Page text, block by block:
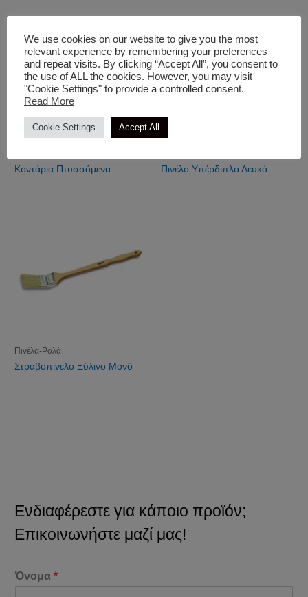
Κοντάρια Πτυσσόμενα Πινέλο Υπέρδιπλο Λευκό
Πινέλα-Ρολά
Στραβοπίνελο Ξύλινο Μονό
Ενδιαφέρεστε για κάποιο προϊόν;
Επικοινωνήστε μαζί μας!
Όνομα*
We use cookies on our website to give you the most
relevant experience by remembering your preferences
and repeat visits. By clicking “Accept All”, you consent to
the use of ALL the cookies. However, you may visit
"Cookie Settings" to provide a controlled consent.
Read More
Cookie Settings Accept All